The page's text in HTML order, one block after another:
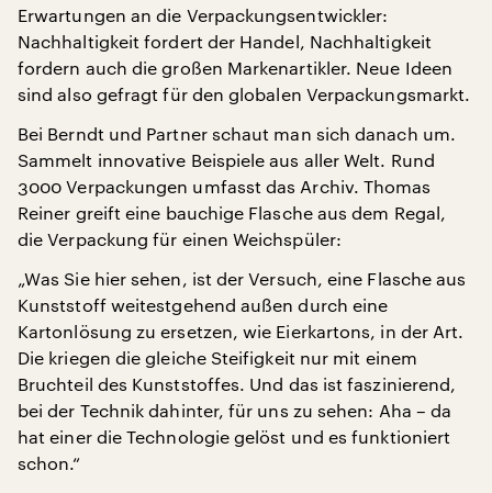
Erwartungen an die Verpackungsentwickler:
Nachhaltigkeit fordert der Handel, Nachhaltigkeit
fordern auch die großen Markenartikler. Neue Ideen
sind also gefragt für den globalen Verpackungsmarkt.
Bei Berndt und Partner schaut man sich danach um.
Sammelt innovative Beispiele aus aller Welt. Rund
3000 Verpackungen umfasst das Archiv. Thomas
Reiner greift eine bauchige Flasche aus dem Regal,
die Verpackung für einen Weichspüler:
„Was Sie hier sehen, ist der Versuch, eine Flasche aus
Kunststoff weitestgehend außen durch eine
Kartonlösung zu ersetzen, wie Eierkartons, in der Art.
Die kriegen die gleiche Steifigkeit nur mit einem
Bruchteil des Kunststoffes. Und das ist faszinierend,
bei der Technik dahinter, für uns zu sehen: Aha – da
hat einer die Technologie gelöst und es funktioniert
schon.“